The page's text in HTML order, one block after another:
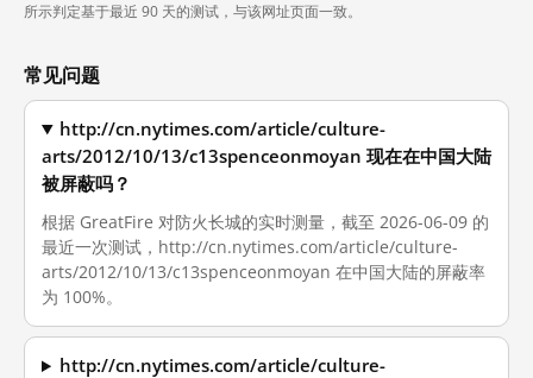
所示判定基于最近 90 天的测试，与该网址页面一致。
常见问题
http://cn.nytimes.com/article/culture-
arts/2012/10/13/c13spenceonmoyan 现在在中国大陆
被屏蔽吗？
根据 GreatFire 对防火长城的实时测量，截至 2026-06-09 的
最近一次测试，http://cn.nytimes.com/article/culture-
arts/2012/10/13/c13spenceonmoyan 在中国大陆的屏蔽率
为 100%。
http://cn.nytimes.com/article/culture-